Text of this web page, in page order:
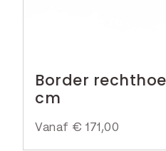
Border
cm
Vanaf € 171,00